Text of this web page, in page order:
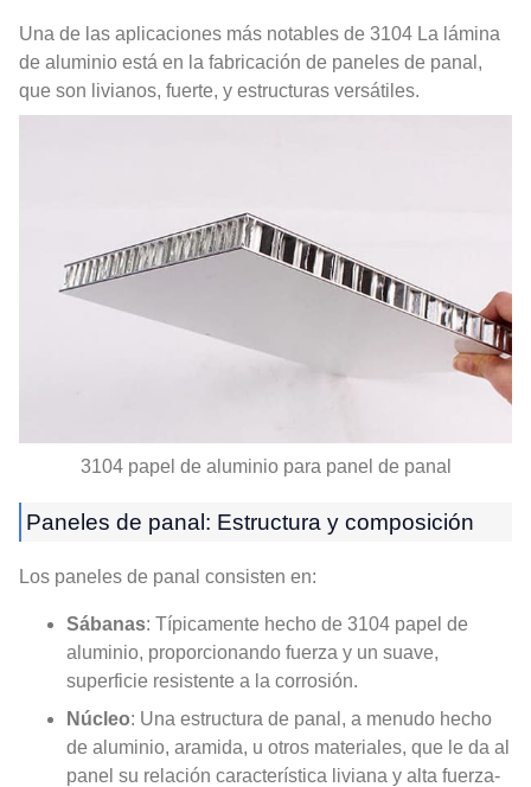
Una de las aplicaciones más notables de 3104 La lámina
de aluminio está en la fabricación de paneles de panal,
que son livianos, fuerte, y estructuras versátiles.
3104 papel de aluminio para panel de panal
Paneles de panal: Estructura y composición
Los paneles de panal consisten en:
Sábanas: Típicamente hecho de 3104 papel de
aluminio, proporcionando fuerza y ​​un suave,
superficie resistente a la corrosión.
Núcleo: Una estructura de panal, a menudo hecho
de aluminio, aramida, u otros materiales, que le da al
panel su relación característica liviana y alta fuerza-